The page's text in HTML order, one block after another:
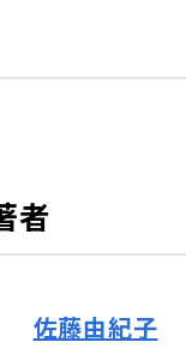
者
佐藤由紀子